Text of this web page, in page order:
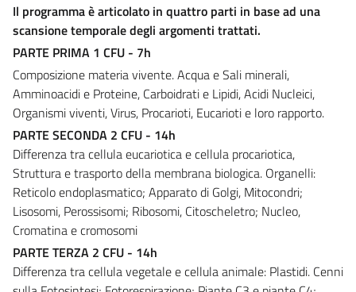
Il programma è articolato in quattro parti in base ad una
scansione temporale degli argomenti trattati.
PARTE PRIMA 1 CFU - 7h
Composizione materia vivente. Acqua e Sali minerali,
Amminoacidi e Proteine, Carboidrati e Lipidi, Acidi Nucleici,
Organismi viventi, Virus, Procarioti, Eucarioti e loro rapporto.
PARTE SECONDA 2 CFU - 14h
Differenza tra cellula eucariotica e cellula procariotica,
Struttura e trasporto della membrana biologica. Organelli:
Reticolo endoplasmatico; Apparato di Golgi, Mitocondri;
Lisosomi, Perossisomi; Ribosomi, Citoscheletro; Nucleo,
Cromatina e cromosomi
PARTE TERZA 2 CFU - 14h
Differenza tra cellula vegetale e cellula animale: Plastidi. Cenni